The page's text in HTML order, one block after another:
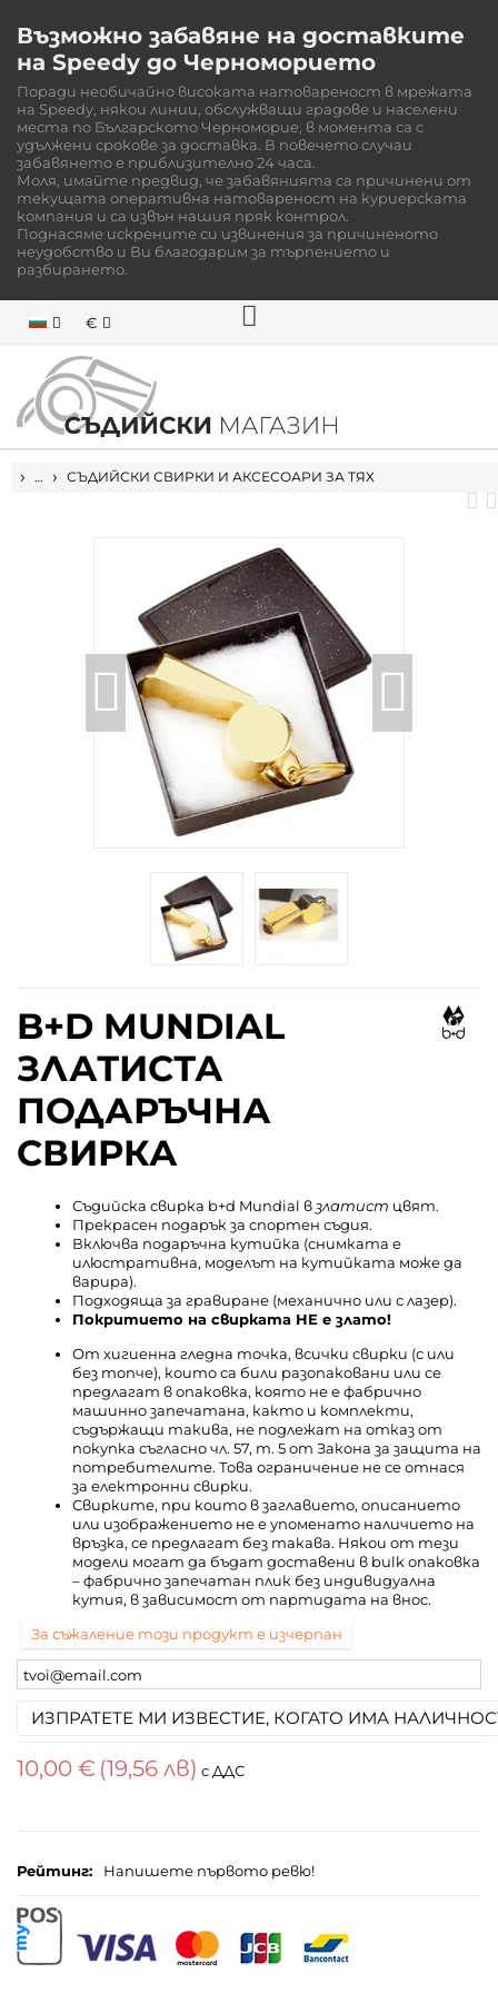
Възможно забавяне на доставките
на Speedy до Черноморието
Поради необичайно високата натовареност в мрежата
на Speedy, някои линии, обслужващи градове и населени
места по Българското Черноморие, в момента са с
удължени срокове за доставка. В повечето случаи
забавянето е приблизително 24 часа.
Моля, имайте предвид, че забавянията са причинени от
текущата оперативна натовареност на куриерската
компания и са извън нашия пряк контрол.
Поднасяме искрените си извинения за причиненото
неудобство и Ви благодарим за търпението и
разбирането.
€
НАЧАЛО
… СЪДИЙСКИ СВИРКИ И АКСЕСОАРИ ЗА ТЯХ
B+D MUNDIAL
ЗЛАТИСТА
ПОДАРЪЧНА
СВИРКА
Съдийска свирка b+d Mundial взлатист цвят.
Прекрасен подарък за спортен съдия.
Включва подаръчна кутийка (снимката е
илюстративна, моделът на кутийката може да
варира).
Подходяща за гравиране (механично или с лазер).
Покритието на свирката НЕ е злато!
От хигиенна гледна точка, всички свирки (с или
без топче), които са били разопаковани или се
предлагат в опаковка, която не е фабрично
машинно запечатана, както и комплекти,
съдържащи такива, не подлежат на отказ от
покупка съгласно чл. 57, т. 5 от Закона за защита на
потребителите. Това ограничение не се отнася
за електронни свирки.
Свирките, при които в заглавието, описанието
или изображението не е упоменато наличието на
връзка, се предлагат без такава. Някои от тези
модели могат да бъдат доставени в bulk опаковка
– фабрично запечатан плик без индивидуална
кутия, в зависимост от партидата на внос.
За съжаление този продукт е изчерпан
ИЗПРАТЕТЕ МИ ИЗВЕСТИЕ, КОГАТО ИМА
10,00 € (19,56 лв) с ДДС
Рейтинг: Напишете първото ревю!